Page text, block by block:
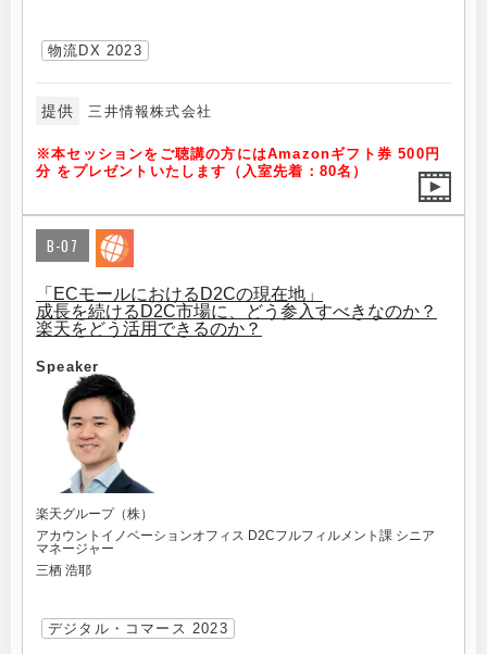
物流DX 2023
提供 三井情報株式会社
※本セッションをご聴講の方にはAmazonギフト券 500円
分 をプレゼントいたします（入室先着：80名）
B-07
「ECモールにおけるD2Cの現在地」
成長を続けるD2C市場に、どう参入すべきなのか？
楽天をどう活用できるのか？
Speaker
楽天グループ（株）
アカウントイノベーションオフィス D2Cフルフィルメント課 シニア
マネージャー
三栖 浩耶
デジタル・コマース 2023